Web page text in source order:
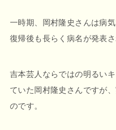
一時期、岡村隆史さんは病
復帰後も長らく病名が発表
吉本芸人ならではの明るい
ていた岡村隆史さんですが
のです。